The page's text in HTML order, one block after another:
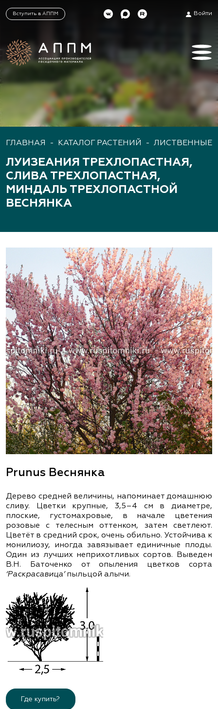
Вступить в АППМ Войти
ГЛАВНАЯ - КАТАЛОГ РАСТЕНИЙ - ЛИСТВЕННЫЕ
ЛУИЗЕАНИЯ ТРЕХЛОПАСТНАЯ,
СЛИВА ТРЕХЛОПАСТНАЯ,
МИНДАЛЬ ТРЕХЛОПАСТНОЙ
ВЕСНЯНКА
Prunus Веснянка
Дерево средней величины, напоминает домашнюю
сливу. Цветки крупные, 3,5–4 см в диаметре,
плоские, густомахровые, в начале цветения
розовые с телесным оттенком, затем светлеют.
Цветёт в средний срок, очень обильно. Устойчива к
монилиозу, иногда завязывает единичные плоды.
Один из лучших неприхотливых сортов. Выведен
В.Н. Баточенко от опыления цветков сорта
‘Раскрасавица’пыльцой алычи.
Где купить?